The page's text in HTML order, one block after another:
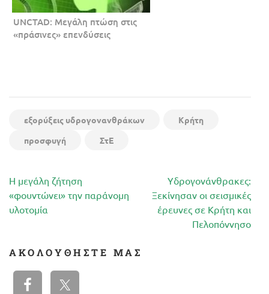
UNCTAD: Μεγάλη πτώση στις
«πράσινες» επενδύσεις
εξορύξεις υδρογονανθράκων
Κρήτη
προσφυγή
ΣτΕ
Πλοήγηση
άρθρων
Η μεγάλη ζήτηση
«φουντώνει» την παράνομη
υλοτομία
Υδρογονάνθρακες:
Ξεκίνησαν οι σεισμικές
έρευνες σε Κρήτη και
Πελοπόννησο
ΑΚΟΛΟΥΘΉΣΤΕ ΜΑΣ